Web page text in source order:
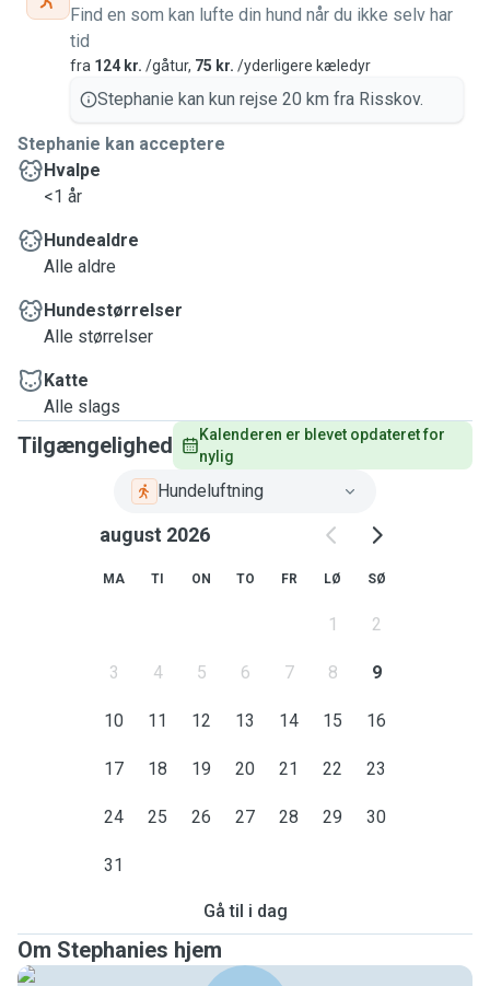
Find en som kan lufte din hund når du ikke selv har
tid
fra 124 kr. /gåtur, 75 kr. /yderligere kæledyr
Stephanie kan kun rejse 20 km fra Risskov.
Stephanie kan acceptere
Hvalpe
<1 år
Hundealdre
Alle aldre
Hundestørrelser
Alle størrelser
Katte
Alle slags
Tilgængelighed
Kalenderen er blevet opdateret for
nylig
Hundeluftning
august 2026
MA TI ON TO FR LØ SØ
1 2
3 4 5 6 7 8 9
10 11 12 13 14 15 16
17 18 19 20 21 22 23
24 25 26 27 28 29 30
31
Gå til i dag
Om Stephanies hjem